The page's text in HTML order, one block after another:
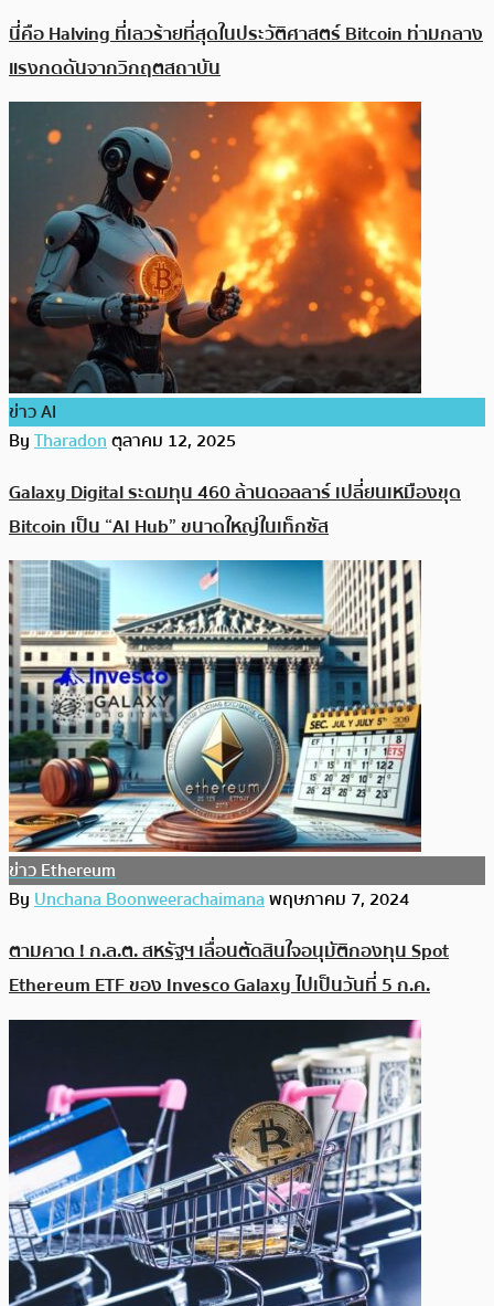
นี่คือ Halving ที่เลวร้ายที่สุดในประวัติศาสตร์ Bitcoin ท่ามกลาง
แรงกดดันจากวิกฤตสถาบัน
ข่าว AI
ByTharadonตุลาคม 12, 2025
Galaxy Digital ระดมทุน 460 ล้านดอลลาร์ เปลี่ยนเหมืองขุด
Bitcoin เป็น “AI Hub” ขนาดใหญ่ในเท็กซัส
ข่าว Ethereum
ByUnchana Boonweerachaimanaพฤษภาคม 7, 2024
ตามคาด ! ก.ล.ต. สหรัฐฯ เลื่อนตัดสินใจอนุมัติกองทุน Spot
Ethereum ETF ของ Invesco Galaxy ไปเป็นวันที่ 5 ก.ค.